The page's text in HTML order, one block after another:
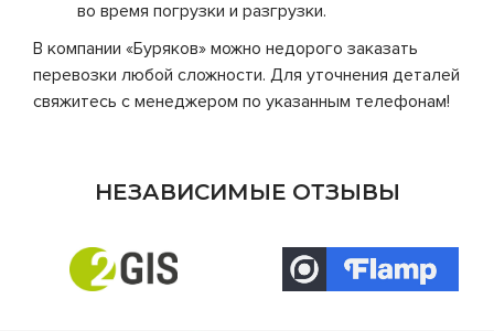
во время погрузки и разгрузки.
В компании «Буряков» можно недорого заказать
перевозки любой сложности. Для уточнения деталей
свяжитесь с менеджером по указанным телефонам!
НЕЗАВИСИМЫЕ ОТЗЫВЫ